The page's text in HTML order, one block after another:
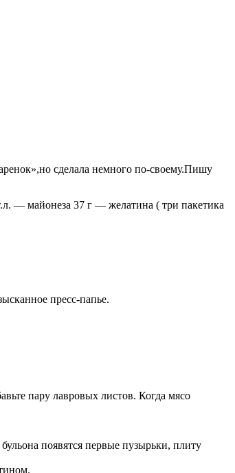
сделала немного по-своему.Пишу
— майонеза 37 г — желатина ( три пакетика
пресс-папье.
пару лавровых листов. Когда мясо
появятся первые пузырьки, плиту